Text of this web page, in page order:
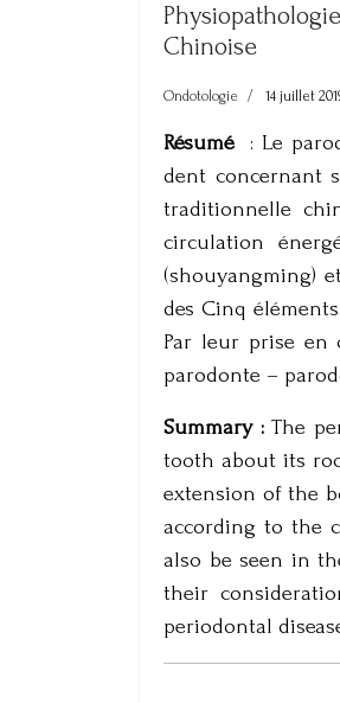
Chinoise
Ondotologie 14 juillet
Résumé
: Le
dent concernant
traditionnelle
circulation
(shouyangming)
des Cinq
Par leur prise en
parodonte –
Summary :The
tooth about its
extension of the
according to the
also be seen in
their
periodontal